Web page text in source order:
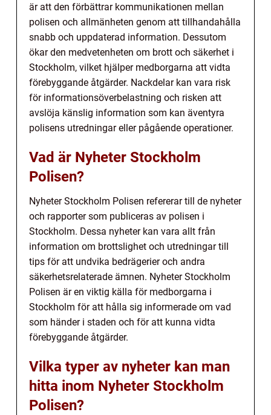
är att den förbättrar kommunikationen mellan
polisen och allmänheten genom att tillhandahålla
snabb och uppdaterad information. Dessutom
ökar den medvetenheten om brott och säkerhet i
Stockholm, vilket hjälper medborgarna att vidta
förebyggande åtgärder. Nackdelar kan vara risk
för informationsöverbelastning och risken att
avslöja känslig information som kan äventyra
polisens utredningar eller pågående operationer.
Vad är Nyheter Stockholm
Polisen?
Nyheter Stockholm Polisen refererar till de nyheter
och rapporter som publiceras av polisen i
Stockholm. Dessa nyheter kan vara allt från
information om brottslighet och utredningar till
tips för att undvika bedrägerier och andra
säkerhetsrelaterade ämnen. Nyheter Stockholm
Polisen är en viktig källa för medborgarna i
Stockholm för att hålla sig informerade om vad
som händer i staden och för att kunna vidta
förebyggande åtgärder.
Vilka typer av nyheter kan man
hitta inom Nyheter Stockholm
Polisen?